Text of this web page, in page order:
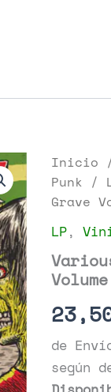
Inicio
Punk /
Grave
LP,
de
según